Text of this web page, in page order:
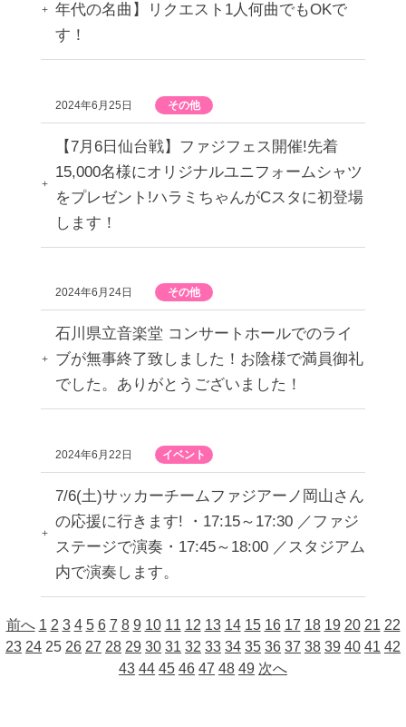
年代の名曲】リクエスト1人何曲でもOKで
す！
2024年6月25日 その他
【7月6日仙台戦】ファジフェス開催!先着
15,000名様にオリジナルユニフォームシャツ
をプレゼント!ハラミちゃんがCスタに初登場
します！
2024年6月24日 その他
石川県立音楽堂 コンサートホールでのライ
ブが無事終了致しました！お陰様で満員御礼
でした。ありがとうございました！
2024年6月22日 イベント
7/6(土)サッカーチームファジアーノ岡山さん
の応援に行きます! ・17:15～17:30 ／ファジ
ステージで演奏・17:45～18:00 ／スタジアム
内で演奏します。
前へ 1 2 3 4 5 6 7 8 9 10 11 12 13 14 15 16 17 18 19 20 21 22
23 24 25 26 27 28 29 30 31 32 33 34 35 36 37 38 39 40 41 42
43 44 45 46 47 48 49 次へ